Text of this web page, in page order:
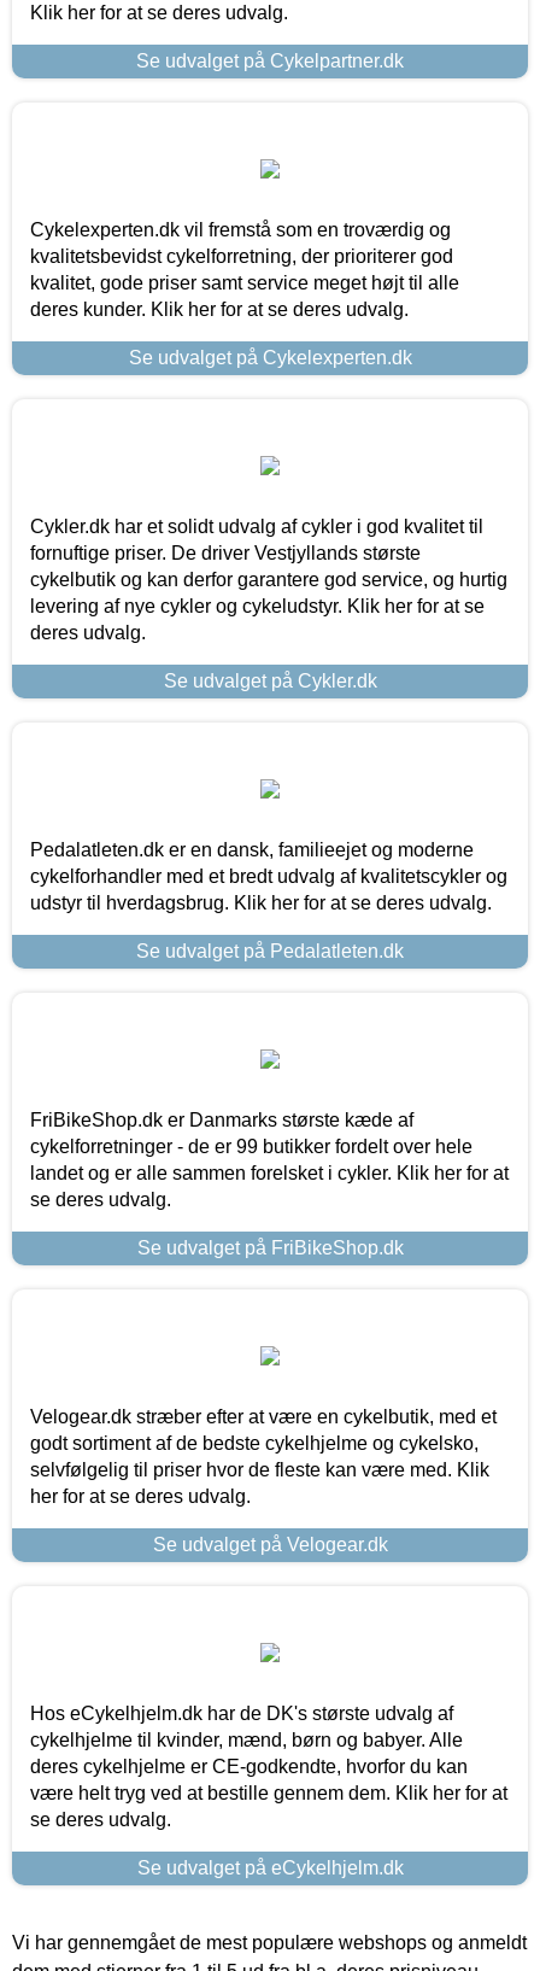
Klik her for at se deres udvalg.
Se udvalget på Cykelpartner.dk
Cykelexperten.dk vil fremstå som en troværdig og
kvalitetsbevidst cykelforretning, der prioriterer god
kvalitet, gode priser samt service meget højt til alle
deres kunder. Klik her for at se deres udvalg.
Se udvalget på Cykelexperten.dk
Cykler.dk har et solidt udvalg af cykler i god kvalitet til
fornuftige priser. De driver Vestjyllands største
cykelbutik og kan derfor garantere god service, og hurtig
levering af nye cykler og cykeludstyr. Klik her for at se
deres udvalg.
Se udvalget på Cykler.dk
Pedalatleten.dk er en dansk, familieejet og moderne
cykelforhandler med et bredt udvalg af kvalitetscykler og
udstyr til hverdagsbrug. Klik her for at se deres udvalg.
Se udvalget på Pedalatleten.dk
FriBikeShop.dk er Danmarks største kæde af
cykelforretninger - de er 99 butikker fordelt over hele
landet og er alle sammen forelsket i cykler. Klik her for at
se deres udvalg.
Se udvalget på FriBikeShop.dk
Velogear.dk stræber efter at være en cykelbutik, med et
godt sortiment af de bedste cykelhjelme og cykelsko,
selvfølgelig til priser hvor de fleste kan være med. Klik
her for at se deres udvalg.
Se udvalget på Velogear.dk
Hos eCykelhjelm.dk har de DK's største udvalg af
cykelhjelme til kvinder, mænd, børn og babyer. Alle
deres cykelhjelme er CE-godkendte, hvorfor du kan
være helt tryg ved at bestille gennem dem. Klik her for at
se deres udvalg.
Se udvalget på eCykelhjelm.dk
Vi har gennemgået de mest populære webshops og anmeldt